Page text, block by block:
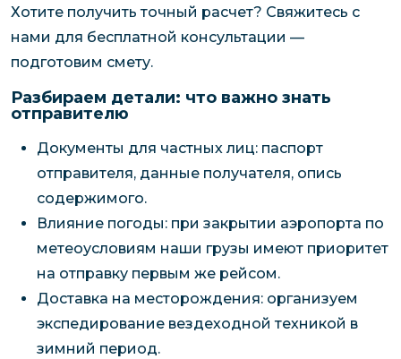
Хотите получить точный расчет? Свяжитесь с
нами для бесплатной консультации —
подготовим смету.
Разбираем детали: что важно знать
отправителю
Документы для частных лиц: паспорт
отправителя, данные получателя, опись
содержимого.
Влияние погоды: при закрытии аэропорта по
метеоусловиям наши грузы имеют приоритет
на отправку первым же рейсом.
Доставка на месторождения: организуем
экспедирование вездеходной техникой в
зимний период.